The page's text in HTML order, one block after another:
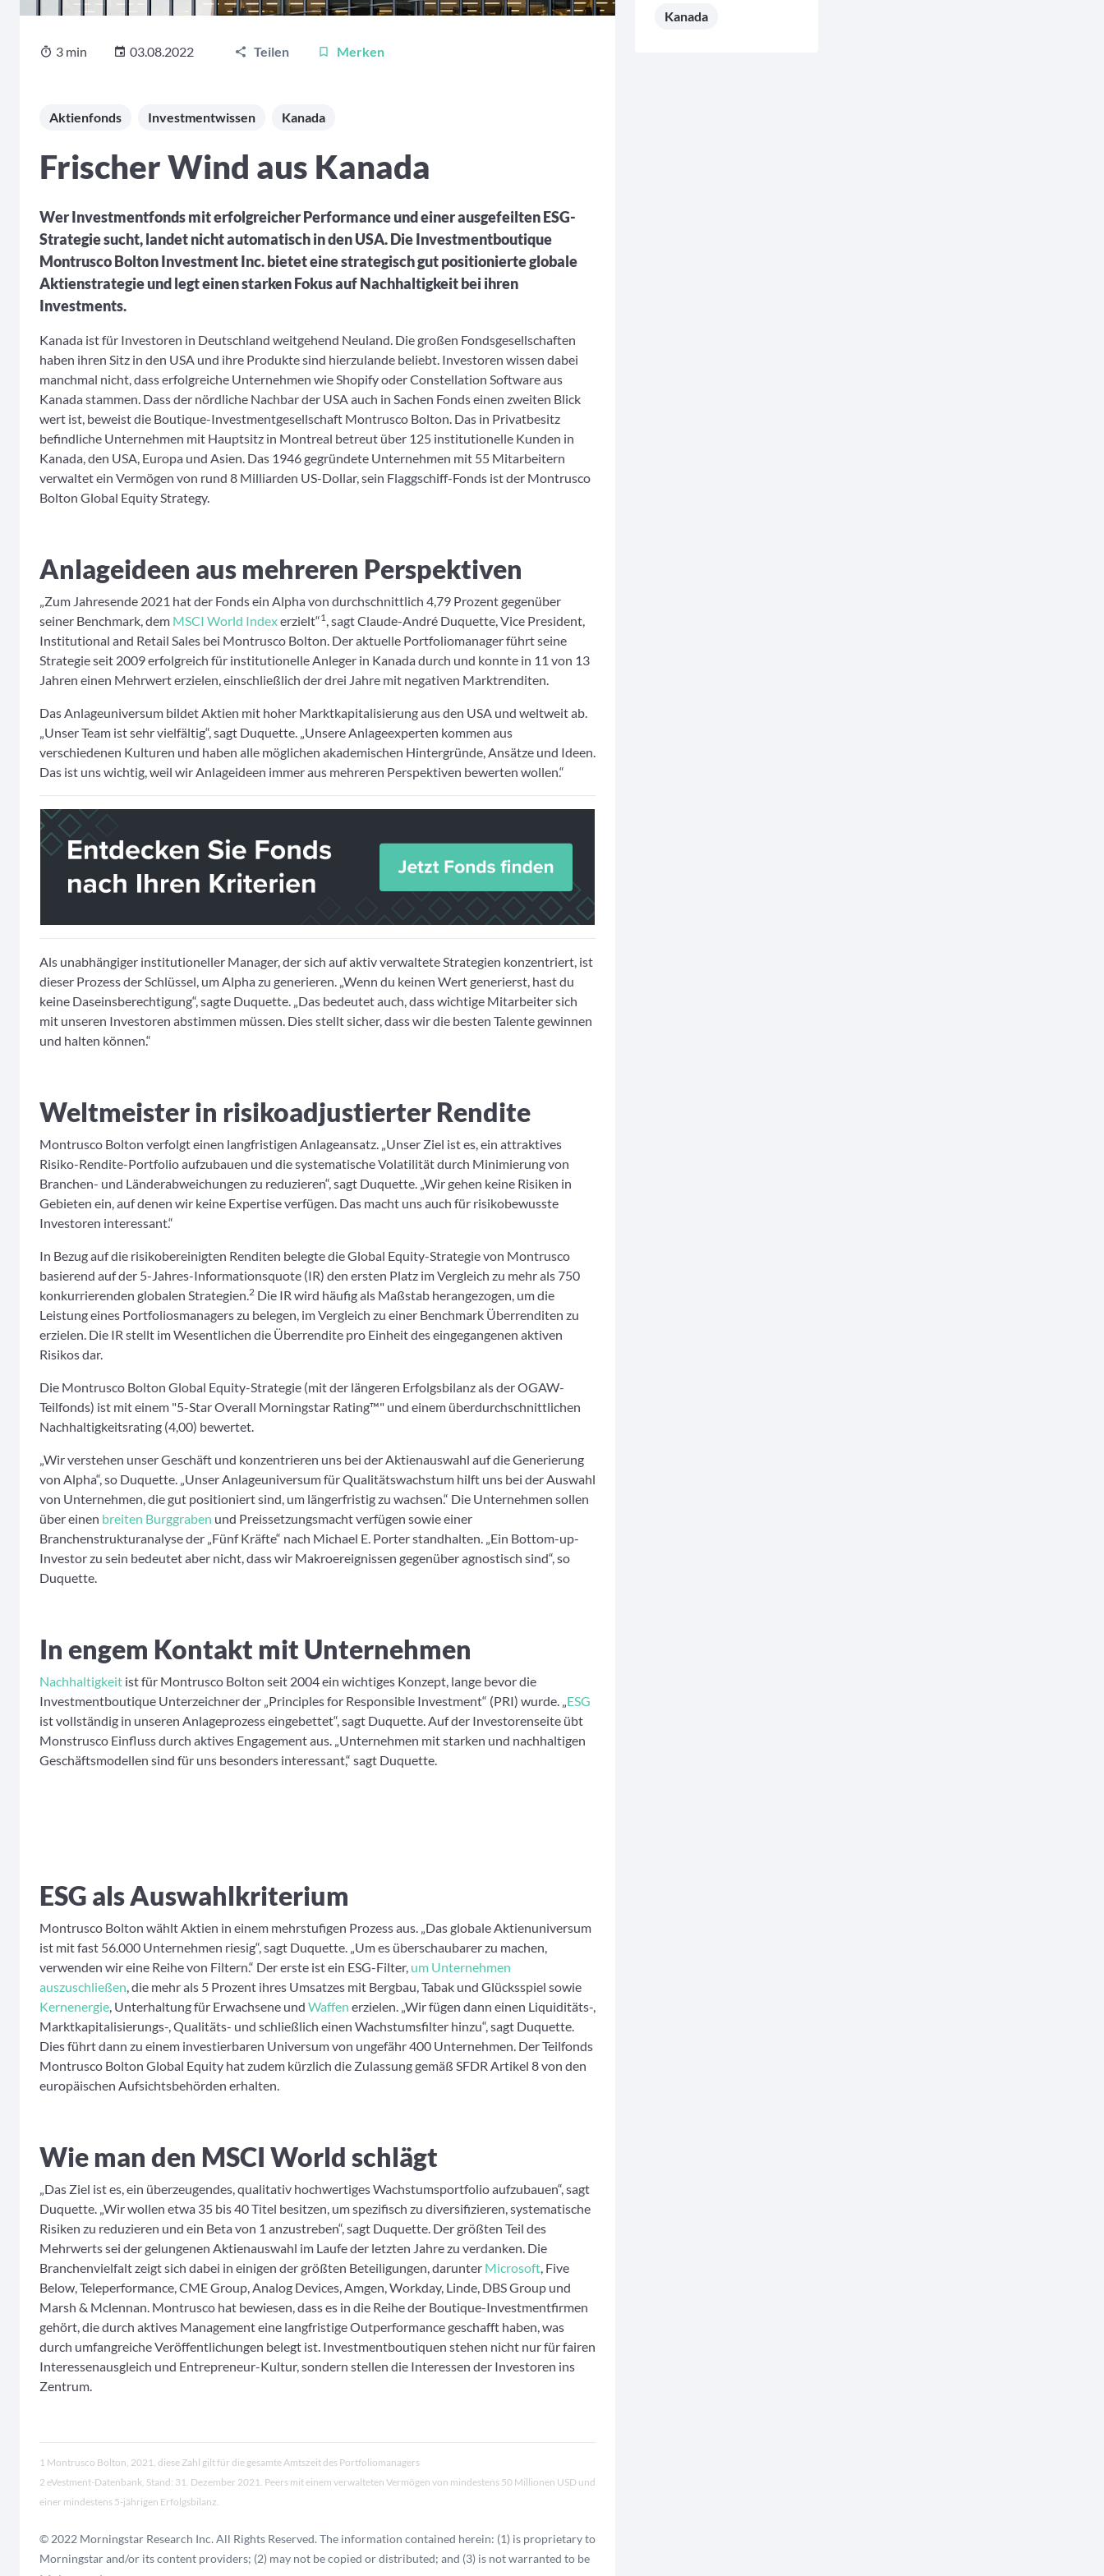
3 min 03.08.2022 Teilen Merken
Aktienfonds Investmentwissen Kanada
Frischer Wind aus Kanada
Wer Investmentfonds mit erfolgreicher Performance und einer ausgefeilten ESG-
Strategie sucht, landet nicht automatisch in den USA. Die Investmentboutique
Montrusco Bolton Investment Inc. bietet eine strategisch gut positionierte globale
Aktienstrategie und legt einen starken Fokus auf Nachhaltigkeit bei ihren
Investments.
Kanada ist für Investoren in Deutschland weitgehend Neuland. Die großen Fondsgesellschaften
haben ihren Sitz in den USA und ihre Produkte sind hierzulande beliebt. Investoren wissen dabei
manchmal nicht, dass erfolgreiche Unternehmen wie Shopify oder Constellation Software aus
Kanada stammen. Dass der nördliche Nachbar der USA auch in Sachen Fonds einen zweiten Blick
wert ist, beweist die Boutique-Investmentgesellschaft Montrusco Bolton. Das in Privatbesitz
befindliche Unternehmen mit Hauptsitz in Montreal betreut über 125 institutionelle Kunden in
Kanada, den USA, Europa und Asien. Das 1946 gegründete Unternehmen mit 55 Mitarbeitern
verwaltet ein Vermögen von rund 8 Milliarden US-Dollar, sein Flaggschiff-Fonds ist der Montrusco
Bolton Global Equity Strategy.
Anlageideen aus mehreren Perspektiven
„Zum Jahresende 2021 hat der Fonds ein Alpha von durchschnittlich 4,79 Prozent gegenüber
seiner Benchmark, dem MSCI World Indexerzielt“1 , sagt Claude-André Duquette, Vice President,
Institutional and Retail Sales bei Montrusco Bolton. Der aktuelle Portfoliomanager führt seine
Strategie seit 2009 erfolgreich für institutionelle Anleger in Kanada durch und konnte in 11 von 13
Jahren einen Mehrwert erzielen, einschließlich der drei Jahre mit negativen Marktrenditen.
Das Anlageuniversum bildet Aktien mit hoher Marktkapitalisierung aus den USA und weltweit ab.
„Unser Team ist sehr vielfältig“, sagt Duquette. „Unsere Anlageexperten kommen aus
verschiedenen Kulturen und haben alle möglichen akademischen Hintergründe, Ansätze und Ideen.
Das ist uns wichtig, weil wir Anlageideen immer aus mehreren Perspektiven bewerten wollen.“
Als unabhängiger institutioneller Manager, der sich auf aktiv verwaltete Strategien konzentriert, ist
dieser Prozess der Schlüssel, um Alpha zu generieren. „Wenn du keinen Wert generierst, hast du
keine Daseinsberechtigung“, sagte Duquette. „Das bedeutet auch, dass wichtige Mitarbeiter sich
mit unseren Investoren abstimmen müssen. Dies stellt sicher, dass wir die besten Talente gewinnen
und halten können.“
Weltmeister in risikoadjustierter Rendite
Montrusco Bolton verfolgt einen langfristigen Anlageansatz. „Unser Ziel ist es, ein attraktives
Risiko-Rendite-Portfolio aufzubauen und die systematische Volatilität durch Minimierung von
Branchen- und Länderabweichungen zu reduzieren“, sagt Duquette. „Wir gehen keine Risiken in
Gebieten ein, auf denen wir keine Expertise verfügen. Das macht uns auch für risikobewusste
Investoren interessant.“
In Bezug auf die risikobereinigten Renditen belegte die Global Equity-Strategie von Montrusco
basierend auf der 5-Jahres-Informationsquote (IR) den ersten Platz im Vergleich zu mehr als 750
konkurrierenden globalen Strategien.2 Die IR wird häufig als Maßstab herangezogen, um die
Leistung eines Portfoliosmanagers zu belegen, im Vergleich zu einer Benchmark Überrenditen zu
erzielen. Die IR stellt im Wesentlichen die Überrendite pro Einheit des eingegangenen aktiven
Risikos dar.
Die Montrusco Bolton Global Equity-Strategie (mit der längeren Erfolgsbilanz als der OGAW-
Teilfonds) ist mit einem "5-Star Overall Morningstar Rating™" und einem überdurchschnittlichen
Nachhaltigkeitsrating (4,00) bewertet.
„Wir verstehen unser Geschäft und konzentrieren uns bei der Aktienauswahl auf die Generierung
von Alpha“, so Duquette. „Unser Anlageuniversum für Qualitätswachstum hilft uns bei der Auswahl
von Unternehmen, die gut positioniert sind, um längerfristig zu wachsen.“ Die Unternehmen sollen
über einen breiten Burggraben und Preissetzungsmacht verfügen sowie einer
Branchenstrukturanalyse der „Fünf Kräfte“ nach Michael E. Porter standhalten. „Ein Bottom-up-
Investor zu sein bedeutet aber nicht, dass wir Makroereignissen gegenüber agnostisch sind“, so
Duquette.
In engem Kontakt mit Unternehmen
Nachhaltigkeit ist für Montrusco Bolton seit 2004 ein wichtiges Konzept, lange bevor die
Investmentboutique Unterzeichner der „Principles for Responsible Investment“ (PRI) wurde. „ESG
ist vollständig in unseren Anlageprozess eingebettet“, sagt Duquette. Auf der Investorenseite übt
Monstrusco Einfluss durch aktives Engagement aus. „Unternehmen mit starken und nachhaltigen
Geschäftsmodellen sind für uns besonders interessant,“ sagt Duquette.
ESG als Auswahlkriterium
Montrusco Bolton wählt Aktien in einem mehrstufigen Prozess aus. „Das globale Aktienuniversum
ist mit fast 56.000 Unternehmen riesig“, sagt Duquette. „Um es überschaubarer zu machen,
verwenden wir eine Reihe von Filtern.“ Der erste ist ein ESG-Filter, um Unternehmen
auszuschließen, die mehr als 5 Prozent ihres Umsatzes mit Bergbau, Tabak und Glücksspiel sowie
Kernenergie, Unterhaltung für Erwachsene und Waffen erzielen. „Wir fügen dann einen Liquiditäts-,
Marktkapitalisierungs-, Qualitäts- und schließlich einen Wachstumsfilter hinzu“, sagt Duquette.
Dies führt dann zu einem investierbaren Universum von ungefähr 400 Unternehmen. Der Teilfonds
Montrusco Bolton Global Equity hat zudem kürzlich die Zulassung gemäß SFDR Artikel 8 von den
europäischen Aufsichtsbehörden erhalten.
Wie man den MSCI World schlägt
„Das Ziel ist es, ein überzeugendes, qualitativ hochwertiges Wachstumsportfolio aufzubauen“, sagt
Duquette. „Wir wollen etwa 35 bis 40 Titel besitzen, um spezifisch zu diversifizieren, systematische
Risiken zu reduzieren und ein Beta von 1 anzustreben“, sagt Duquette. Der größten Teil des
Mehrwerts sei der gelungenen Aktienauswahl im Laufe der letzten Jahre zu verdanken. Die
Branchenvielfalt zeigt sich dabei in einigen der größten Beteiligungen, darunter Microsoft, Five
Below, Teleperformance, CME Group, Analog Devices, Amgen, Workday, Linde, DBS Group und
Marsh & Mclennan. Montrusco hat bewiesen, dass es in die Reihe der Boutique-Investmentfirmen
gehört, die durch aktives Management eine langfristige Outperformance geschafft haben, was
durch umfangreiche Veröffentlichungen belegt ist. Investmentboutiquen stehen nicht nur für fairen
Interessenausgleich und Entrepreneur-Kultur, sondern stellen die Interessen der Investoren ins
Zentrum.
1 Montrusco Bolton, 2021, diese Zahl gilt für die gesamte Amtszeit des Portfoliomanagers
2 eVestment-Datenbank, Stand: 31. Dezember 2021. Peers mit einem verwalteten Vermögen von mindestens 50 Millionen USD und
einer mindestens 5-jährigen Erfolgsbilanz.
© 2022 Morningstar Research Inc. All Rights Reserved. The information contained herein: (1) is proprietary to
Morningstar and/or its content providers; (2) may not be copied or distributed; and (3) is not warranted to be
Kanada